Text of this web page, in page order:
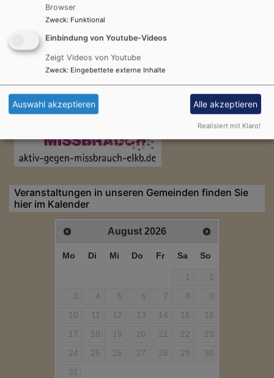
Veranstaltungen in unseren Gemeinden finden Sie
hier im Kalender
August 2026
Mo Di Mi Do Fr Sa So
1
2
3
4 5 6 7 8
9
10
11 12 13 14 15
16
17
18 19 20 21 22
23
24
25 26 27 28 29
30
31
Browser
Zweck: Funktional
Einbindung von Youtube-Videos
Zeigt Videos von Youtube
Zweck: Eingebettete externe Inhalte
Auswahl akzeptieren Alle akzeptieren
Realisiert mit Klaro!